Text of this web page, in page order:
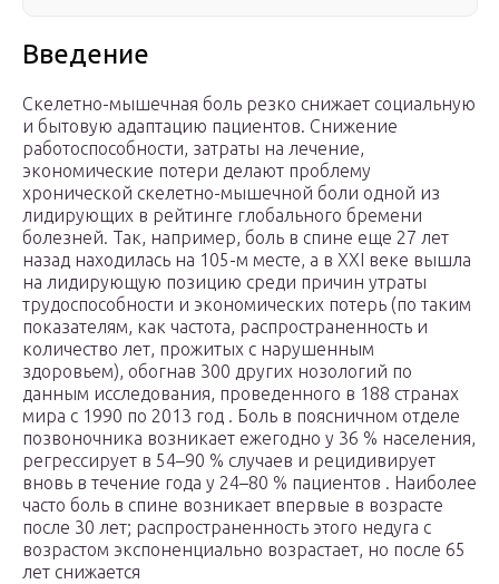
Введение
Скелетно-мышечная боль резко снижает социальную
и бытовую адаптацию пациентов. Снижение
работоспособности, затраты на лечение,
экономические потери делают проблему
хронической скелетно-мышечной боли одной из
лидирующих в рейтинге глобального бремени
болезней. Так, например, боль в спине еще 27 лет
назад находилась на 105-м месте, а в XXI веке вышла
на лидирующую позицию среди причин утраты
трудоспособности и экономических потерь (по таким
показателям, как частота, распространенность и
количество лет, прожитых с нарушенным
здоровьем), обогнав 300 других нозологий по
данным исследования, проведенного в 188 странах
мира с 1990 по 2013 год . Боль в поясничном отделе
позвоночника возникает ежегодно у 36 % населения,
регрессирует в 54–90 % случаев и рецидивирует
вновь в течение года у 24–80 % пациентов . Наиболее
часто боль в спине возникает впервые в возрасте
после 30 лет; распространенность этого недуга с
возрастом экспоненциально возрастает, но после 65
лет снижается